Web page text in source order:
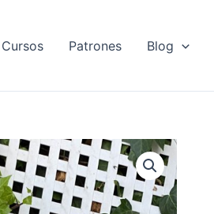
Cursos Patrones Blog